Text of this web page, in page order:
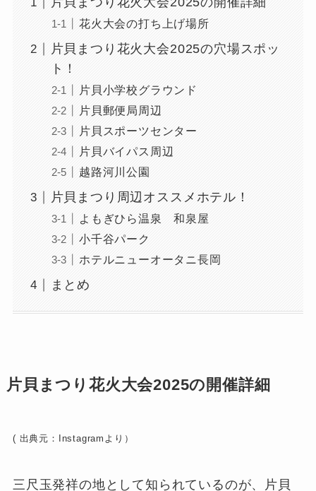
花火大会の打ち上げ場所
片貝まつり花火大会2025の穴場スポッ
ト！
片貝小学校グラウンド
片貝郵便局周辺
片貝スポーツセンター
片貝バイパス周辺
越路河川公園
片貝まつり周辺オススメホテル！
よもぎひら温泉 和泉屋
小千谷パーク
ホテルニューオータニ長岡
まとめ
片貝まつり花火大会2025の開催詳細
( 出典元：Instagramより）
三尺玉発祥の地として知られているのが、片貝